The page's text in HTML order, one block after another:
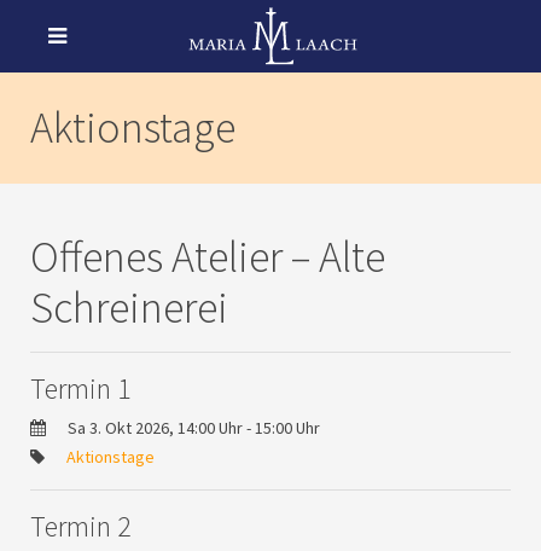
Aktionstage
Offenes Atelier – Alte
Schreinerei
Termin 1
Sa 3. Okt 2026, 14:00 Uhr - 15:00 Uhr
Aktionstage
Termin 2